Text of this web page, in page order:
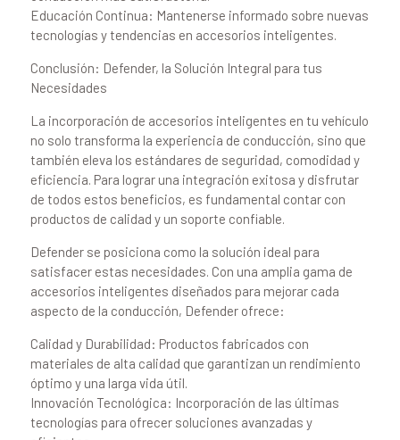
Educación Continua: Mantenerse informado sobre nuevas
tecnologías y tendencias en accesorios inteligentes.
Conclusión: Defender, la Solución Integral para tus
Necesidades
La incorporación de accesorios inteligentes en tu vehículo
no solo transforma la experiencia de conducción, sino que
también eleva los estándares de seguridad, comodidad y
eficiencia. Para lograr una integración exitosa y disfrutar
de todos estos beneficios, es fundamental contar con
productos de calidad y un soporte confiable.
Defender se posiciona como la solución ideal para
satisfacer estas necesidades. Con una amplia gama de
accesorios inteligentes diseñados para mejorar cada
aspecto de la conducción, Defender ofrece:
Calidad y Durabilidad: Productos fabricados con
materiales de alta calidad que garantizan un rendimiento
óptimo y una larga vida útil.
Innovación Tecnológica: Incorporación de las últimas
tecnologías para ofrecer soluciones avanzadas y